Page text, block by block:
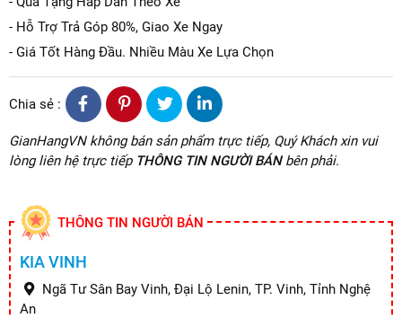
- Hỗ Trợ Trả Góp 80%, Giao Xe Ngay
- Giá Tốt Hàng Đầu. Nhiều Màu Xe Lựa Chọn
Chia sẻ :
GianHangVN không bán sản phẩm trực tiếp, Quý Khách xin vui
lòng liên hệ trực tiếp THÔNG TIN NGƯỜI BÁNbên phải.
THÔNG TIN NGƯỜI BÁN
KIA VINH
Ngã Tư Sân Bay Vinh, Đại Lộ Lenin, TP. Vinh, Tỉnh Nghệ
An